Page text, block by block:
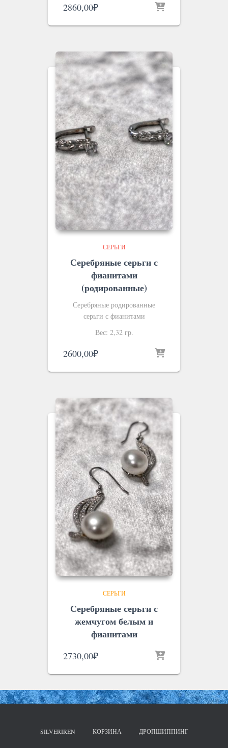
2860,00₽
СЕРЬГИ
Серебряные серьги с
фианитами
(родированные)
Серебряные родированные
серьги с фианитами
Вес: 2,32 гр.
2600,00₽
СЕРЬГИ
Серебряные серьги с
жемчугом белым и
фианитами
2730,00₽
SILVERIREN КОРЗИНА ДРОПШИППИНГ